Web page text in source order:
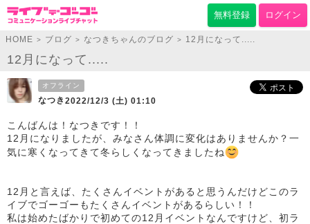
無料登録 ログイン
HOME > ブログ > なつきちゃんのブログ > 12月になって.....
12月になって.....
オフライン
なつき 2022/12/3 (土) 01:10
こんばんは！なつきです！！
12月になりましたが、みなさん体調に変化はありませんか？一
気に寒くなってきて冬らしくなってきましたね
12月と言えば、たくさんイベントがあると思うんだけどこのラ
イブでゴーゴーもたくさんイベントがあるらしい！！
私は始めたばかりで初めての12月イベントなんですけど、初ラ